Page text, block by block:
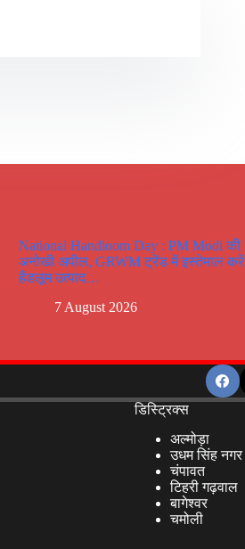
National Handloom Day : PM Modi की
अनोखी अपील, GRWM ट्रेंड में इस्तेमाल करें
हैंडलूम उत्पाद…
7 August 2026
डिस्ट्रिक्स
अल्मोड़ा
उधम सिंह नगर
चंपावत
टिहरी गढ़वाल
बागेश्वर
चमोली